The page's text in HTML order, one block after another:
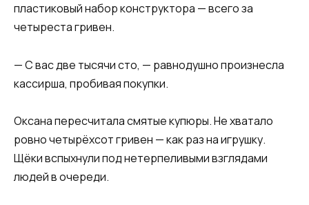
пластиковый набор конструктора — всего за
четыреста гривен.
— С вас две тысячи сто, — равнодушно произнесла
кассирша, пробивая покупки.
Оксана пересчитала смятые купюры. Не хватало
ровно четырёхсот гривен — как раз на игрушку.
Щёки вспыхнули под нетерпеливыми взглядами
людей в очереди.